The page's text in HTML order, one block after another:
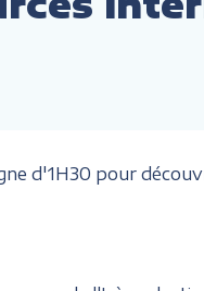
d'1H30 pour